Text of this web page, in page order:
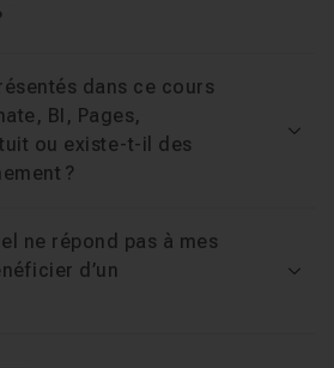
et décupler votre
Apps – Créez vos Applications
Automate – Automatisez vos
Pages – Créez votre premier Site
Studio – Concevez vos Agents
dans ce cours
BI, Pages,
ou existe-t-il des
?
ne répond pas à mes
d’un